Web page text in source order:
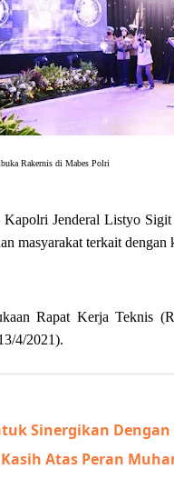
Rakernis di Mabes Polri
Kapolri Jenderal Listyo Sigit
masyarakat terkait
Rapat Kerja Teknis
4/2021).
Sinergikan
Atas Peran